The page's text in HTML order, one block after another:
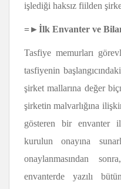
işlediği haksız fiilden
=►İlk Envanter ve
Tasfiye memurları
tasfiyenin
şirket mallarına değer
şirketin malvarlığına
gösteren bir envanter
kurulun onayına
onaylanmasından
envanterde yazılı